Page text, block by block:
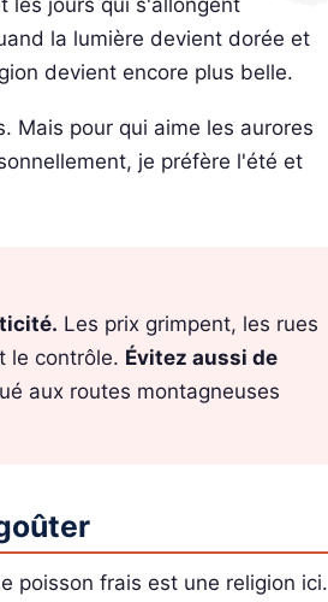
les jours qui s'allongent
la lumière devient dorée et
devient encore plus belle.
Mais pour qui aime les aurores
je préfère l'été et
Les prix grimpent, les rues
le contrôle. Évitez aussi de
aux routes montagneuses
poisson frais est une religion ici.